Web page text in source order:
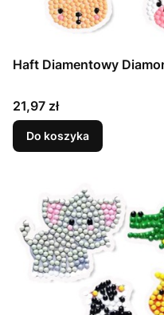
Haft Diamentowy
Cena
21,97 zł
Do koszyka